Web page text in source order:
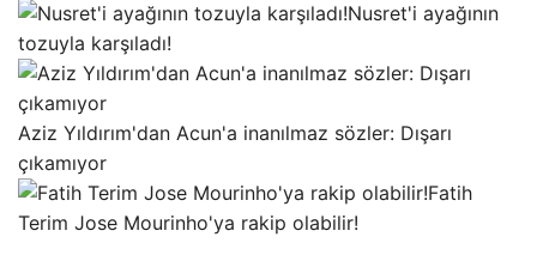
Nusret'i ayağının
tozuyla karşıladı!
Aziz Yıldırım'dan Acun'a inanılmaz sözler: Dışarı
çıkamıyor
Fatih
Terim Jose Mourinho'ya rakip olabilir!